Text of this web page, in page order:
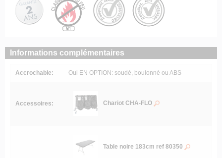
Informations complémentaires
Accrochable: Oui EN OPTION: soudé, boulonné ou ABS
Accessoires: Chariot CHA-FLO
Table noire 183cm ref 80350